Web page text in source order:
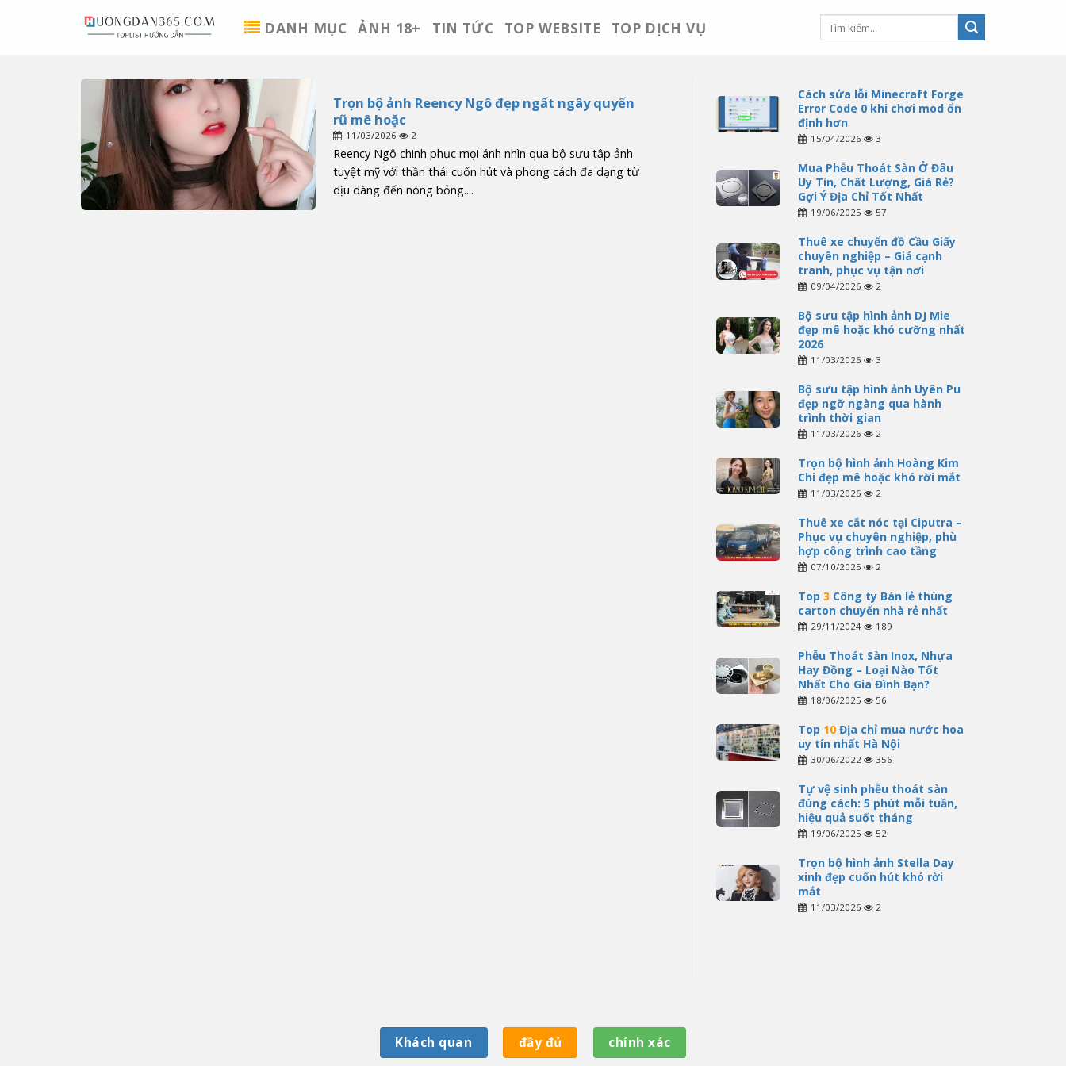
DANH MỤC ẢNH 18+ TIN TỨC TOP WEBSITE TOP DỊCH VỤ
Trọn bộ ảnh Reency Ngô đẹp ngất ngây quyến
rũ mê hoặc
11/03/2026 2
Reency Ngô chinh phục mọi ánh nhìn qua bộ sưu tập ảnh
tuyệt mỹ với thần thái cuốn hút và phong cách đa dạng từ
dịu dàng đến nóng bỏng....
Cách sửa lỗi Minecraft Forge
Error Code 0 khi chơi mod ổn
định hơn
15/04/2026 3
Mua Phễu Thoát Sàn Ở Đâu
Uy Tín, Chất Lượng, Giá Rẻ?
Gợi Ý Địa Chỉ Tốt Nhất
19/06/2025 57
Thuê xe chuyển đồ Cầu Giấy
chuyên nghiệp – Giá cạnh
tranh, phục vụ tận nơi
09/04/2026 2
Bộ sưu tập hình ảnh DJ Mie
đẹp mê hoặc khó cưỡng nhất
2026
11/03/2026 3
Bộ sưu tập hình ảnh Uyên Pu
đẹp ngỡ ngàng qua hành
trình thời gian
11/03/2026 2
Trọn bộ hình ảnh Hoàng Kim
Chi đẹp mê hoặc khó rời mắt
11/03/2026 2
Thuê xe cắt nóc tại Ciputra –
Phục vụ chuyên nghiệp, phù
hợp công trình cao tầng
07/10/2025 2
Top 3 Công ty Bán lẻ thùng
carton chuyển nhà rẻ nhất
29/11/2024 189
Phễu Thoát Sàn Inox, Nhựa
Hay Đồng – Loại Nào Tốt
Nhất Cho Gia Đình Bạn?
18/06/2025 56
Top 10Địa chỉ mua nước hoa
uy tín nhất Hà Nội
30/06/2022 356
Tự vệ sinh phễu thoát sàn
đúng cách: 5 phút mỗi tuần,
hiệu quả suốt tháng
19/06/2025 52
Trọn bộ hình ảnh Stella Day
xinh đẹp cuốn hút khó rời
mắt
11/03/2026 2
Khách quan đầy đủ chính xác